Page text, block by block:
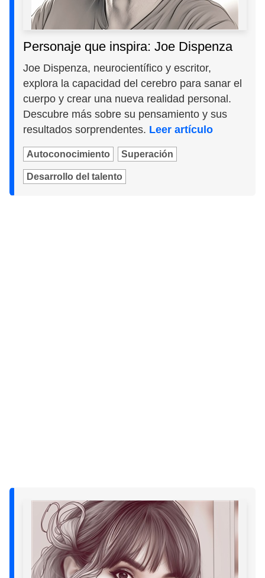
Personaje que inspira: Joe Dispenza
Joe Dispenza, neurocientífico y escritor,
explora la capacidad del cerebro para sanar el
cuerpo y crear una nueva realidad personal.
Descubre más sobre su pensamiento y sus
resultados sorprendentes. Leer artículo
Autoconocimiento Superación
Desarrollo del talento